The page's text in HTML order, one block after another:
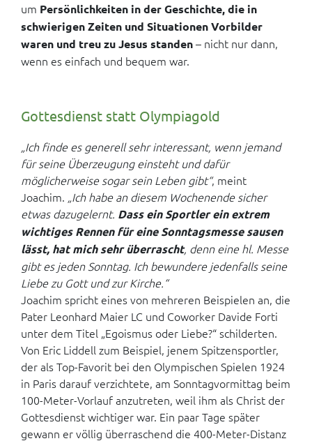
um Persönlichkeiten in der Geschichte, die in
schwierigen Zeiten und Situationen Vorbilder
waren und treu zu Jesus standen– nicht nur dann,
wenn es einfach und bequem war.
Gottesdienst statt Olympiagold
„Ich finde es generell sehr interessant, wenn jemand
für seine Überzeugung einsteht und dafür
möglicherweise sogar sein Leben gibt“, meint
Joachim. „Ich habe an diesem Wochenende sicher
etwas dazugelernt. Dass ein Sportler ein extrem
wichtiges Rennen für eine Sonntagsmesse sausen
lässt, hat mich sehr überrascht, denn eine hl. Messe
gibt es jeden Sonntag. Ich bewundere jedenfalls seine
Liebe zu Gott und zur Kirche.“
Joachim spricht eines von mehreren Beispielen an, die
Pater Leonhard Maier LC und Coworker Davide Forti
unter dem Titel „Egoismus oder Liebe?“ schilderten.
Von Eric Liddell zum Beispiel, jenem Spitzensportler,
der als Top-Favorit bei den Olympischen Spielen 1924
in Paris darauf verzichtete, am Sonntagvormittag beim
100-Meter-Vorlauf anzutreten, weil ihm als Christ der
Gottesdienst wichtiger war. Ein paar Tage später
gewann er völlig überraschend die 400-Meter-Distanz